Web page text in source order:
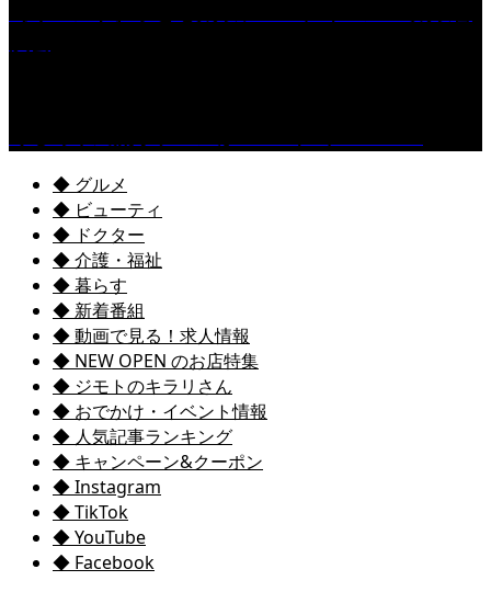
◆ グルメ
◆ ビューティ
◆ ドクター
◆ 介護・福祉
◆ 暮らす
◆ 新着番組
◆ 動画で見る！求人情報
◆ NEW OPEN のお店特集
◆ ジモトのキラリさん
◆ おでかけ・イベント情報
◆ 人気記事ランキング
◆ キャンペーン&クーポン
◆ Instagram
◆ TikTok
◆ YouTube
◆ Facebook